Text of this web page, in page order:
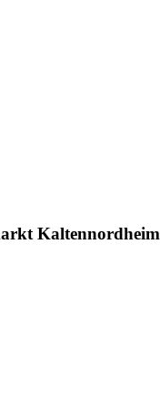
Kaltennordheim